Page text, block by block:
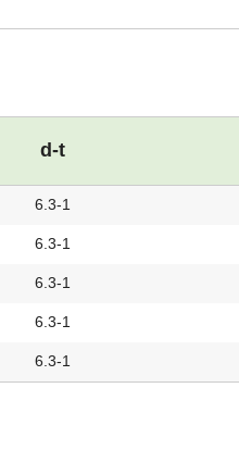
d-t
6.3-1
6.3-1
6.3-1
6.3-1
6.3-1